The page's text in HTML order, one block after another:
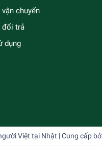
chuyển
đổi trả
dụng
Việt tại Nhật | Cung cấp